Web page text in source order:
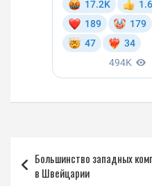
по
Большинство западных
в Швейцарии